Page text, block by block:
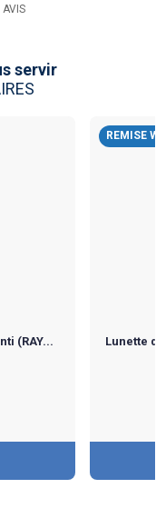
AVIS
servir
(RAY...
REMISE
Lunette